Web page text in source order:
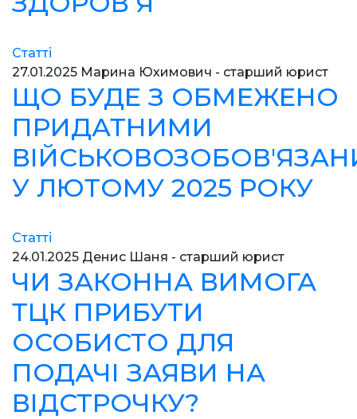
Статті
27.01.2025 Марина Юхимович - старший юрист
ЩО БУДЕ З ОБМЕЖЕНО
ПРИДАТНИМИ
У ЛЮТОМУ 2025 РОКУ
Статті
24.01.2025 Денис Шаня - старший юрист
ЧИ ЗАКОННА ВИМОГА
ТЦК ПРИБУТИ
ОСОБИСТО ДЛЯ
ПОДАЧІ ЗАЯВИ НА
ВІДСТРОЧКУ?